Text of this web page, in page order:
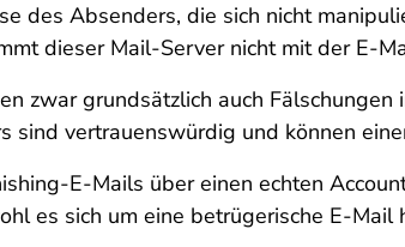
des Absenders, die sich nicht
dieser Mail-Server nicht mit der E-
zwar grundsätzlich auch
sind vertrauenswürdig und können
E-Mails über einen echten
es sich um eine betrügerische E-Mail